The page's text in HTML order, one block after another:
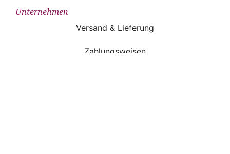
Unternehmen
Versand & Lieferung
Zahlungsweisen